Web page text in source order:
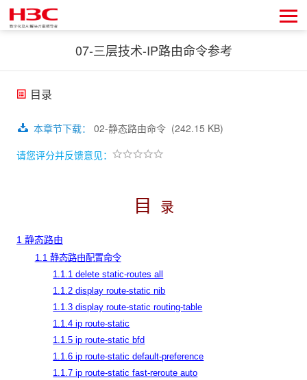
07-三层技术-IP路由命令参考
目录
本章节下载： 02-静态路由命令 (242.15 KB)
请您评分并反馈意见：
目 录
1 静态路由
1.1 静态路由配置命令
1.1.1 delete static-routes all
1.1.2 display route-static nib
1.1.3 display route-static routing-table
1.1.4 ip route-static
1.1.5 ip route-static bfd
1.1.6 ip route-static default-preference
1.1.7 ip route-static fast-reroute auto